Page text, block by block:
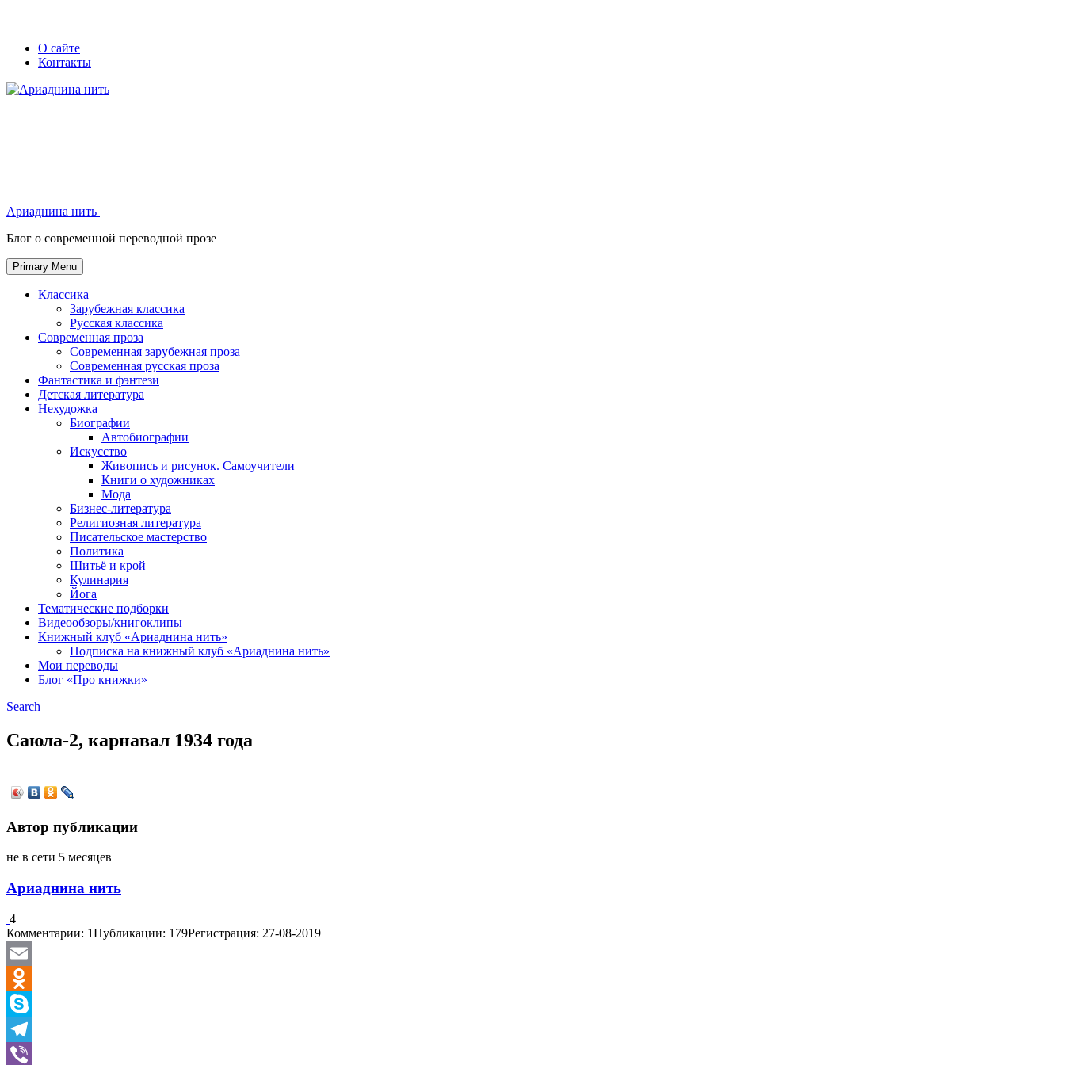
Skip
Secondary
left
navigation
Secondary
right
navigation
О сайте
Контакты
Ариаднина нить
Блог о современной переводной прозе
Primary Menu
Классика
Зарубежная классика
Русская классика
Современная проза
Современная зарубежная проза
Современная русская проза
Фантастика и фэнтези
Детская литература
Нехудожка
Биографии
Автобиографии
Искусство
Живопись и рисунок. Самоучители
Книги о художниках
Мода
Бизнес-литература
Религиозная литература
Писательское мастерство
Политика
Шитьё и крой
Кулинария
Йога
Тематические подборки
Видеообзоры/книгоклипы
Книжный клуб «Ариаднина нить»
Подписка на книжный клуб «Ариаднина нить»
Мои переводы
Блог «Про книжки»
Search
Саюла-2, карнавал 1934 года
Автор публикации
не в сети 5 месяцев
Ариаднина нить
4
Комментарии: 1Публикации: 179Регистрация: 27-08-2019
Email
Odnoklassniki
Skype
Telegram